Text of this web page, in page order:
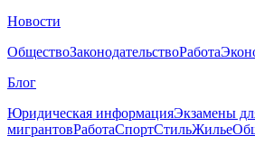
Новости
ОбществоЗаконодательствоРабота
Блог
Юридическая информацияЭкзамены
мигрантовРаботаСпортСтильЖилье